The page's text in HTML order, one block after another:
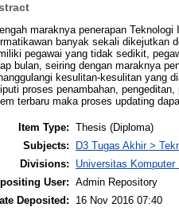
maraknya penerapan
banyak sekali dikejutkan
pegawai yang tidak sedikit,
bulan, seiring dengan maraknya
kesulitan-kesulitan yang
proses penambahan,
terbaru maka proses updating
Item Type: Thesis (Diploma)
Subjects:
D3 Tugas Akhir >
Divisions:
Universitas
User:
Admin Repository
Deposited:
16 Nov 2016 07:40